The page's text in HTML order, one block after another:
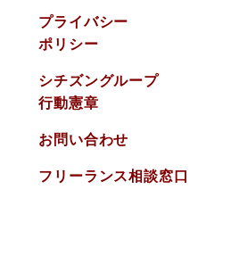
プライバシー
ポリシー
シチズングループ
行動憲章
お問い合わせ
フリーランス相談窓口